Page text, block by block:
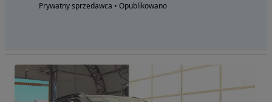
Prywatny sprzedawca • Opublikowano